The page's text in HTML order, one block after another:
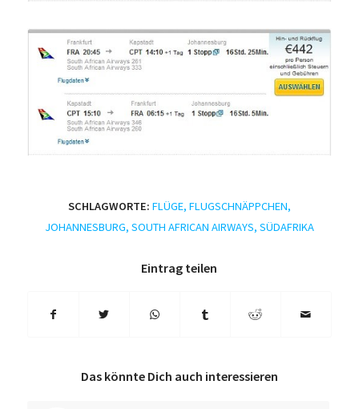
SCHLAGWORTE: FLÜGE, FLUGSCHNÄPPCHEN,
JOHANNESBURG, SOUTH AFRICAN AIRWAYS, SÜDAFRIKA
Eintrag teilen
Das könnte Dich auch interessieren